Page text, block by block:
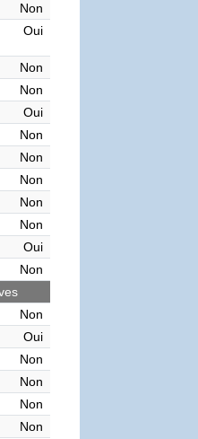
Non
Oui
Non
Non
Oui
Non
Non
Non
Non
Non
Oui
Non
Non
Oui
Non
Non
Non
Non